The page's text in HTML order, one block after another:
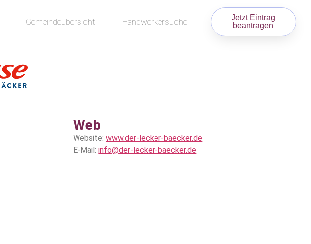
Gemeindeübersicht Handwerkersuche
Jetzt Eintrag
beantragen
Web
Website:www.der-lecker-baecker.de
E-Mail:info@der-lecker-baecker.de